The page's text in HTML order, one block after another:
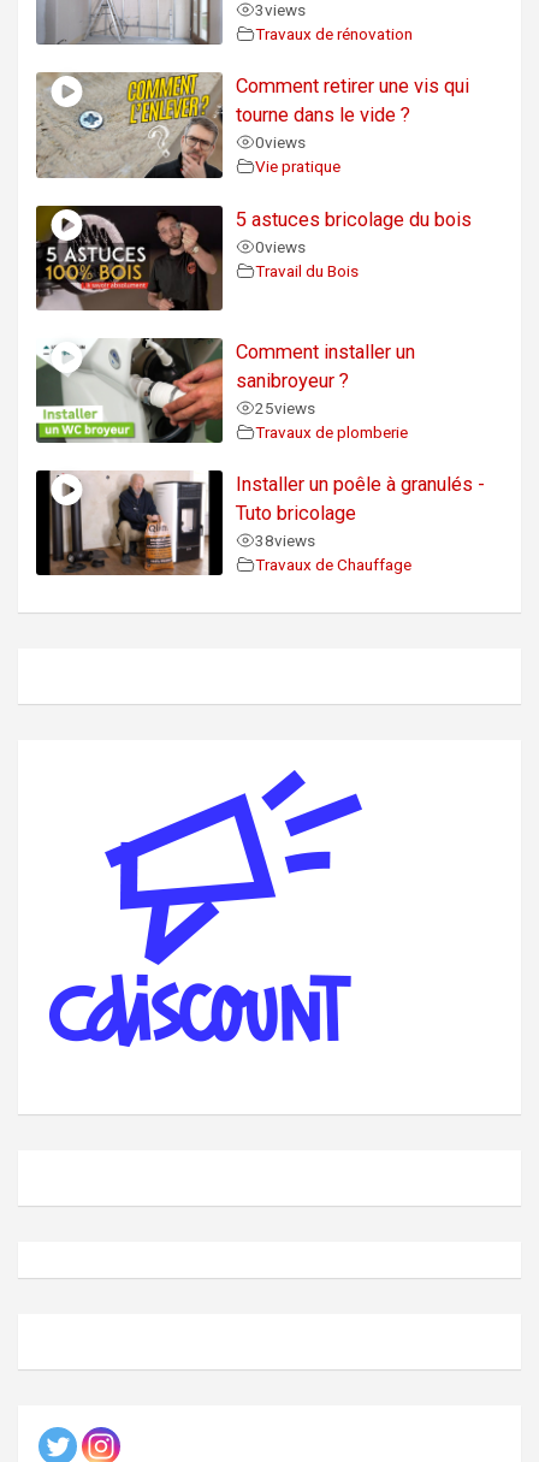
3views
Travaux de rénovation
Comment retirer une vis qui
tourne dans le vide ?
0views
Vie pratique
5 astuces bricolage du bois
0views
Travail du Bois
Comment installer un
sanibroyeur ?
25views
Travaux de plomberie
Installer un poêle à granulés -
Tuto bricolage
38views
Travaux de Chauffage